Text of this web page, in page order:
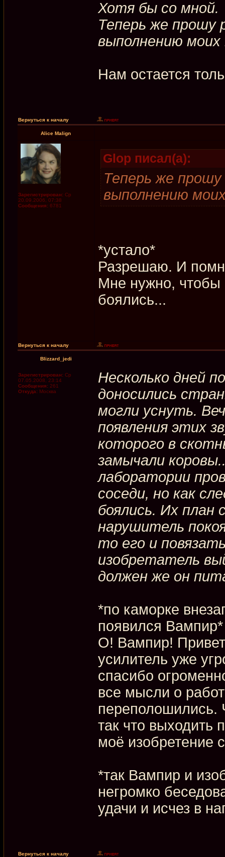
Хотя бы со мной.
Теперь же прошу
выполнению моих
Нам остается
Вернуться к началу
Alice Malign
Зарегистрирован: Ср
20.09.2006, 07:38
Сообщения: 6781
Glop писал(а):
Теперь же
выполнению
*устало*
Разрешаю. И
Мне нужно, чтобы
боялись...
Вернуться к началу
Blizzard_jedi
Зарегистрирован: Ср
07.05.2008, 23:14
Сообщения: 261
Откуда: Москва
Несколько дней
доносились
могли уснуть.
появления этих
которого в
замычали
лаборатории
соседи, но как
боялись. Их план
нарушитель
то его и
изобретатель
должен же он
*по каморке
появился Вампир*
О! Вампир!
усилитель уже
спасибо
все мысли о
переполошились.
так что выходить
моё изобретение
*так Вампир и
негромко
удачи и исчез в
Вернуться к началу